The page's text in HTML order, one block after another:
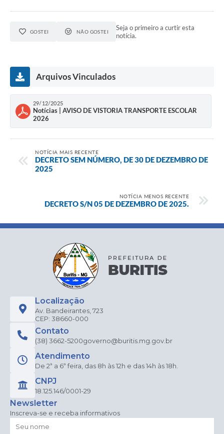
GOSTEI NÃO GOSTEI
Seja o primeiro a curtir esta
notícia.
Arquivos Vinculados
29/12/2025
Notícias | AVISO DE VISTORIA TRANSPORTE ESCOLAR
2026
NOTÍCIA MAIS RECENTE
DECRETO SEM NÚMERO, DE 30 DE DEZEMBRO DE
2025
NOTÍCIA MENOS RECENTE
DECRETO S/N 05 DE DEZEMBRO DE 2025.
Localização
Av. Bandeirantes, 723
CEP: 38660-000
Contato
(38) 3662-5200governo@buritis.mg.gov.br
Atendimento
De 2ª a 6ª feira, das 8h às 12h e das 14h às 18h.
CNPJ
18.125.146/0001-29
Newsletter
Inscreva-se e receba informativos